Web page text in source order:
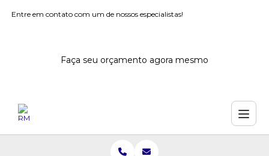
Entre em contato com um de nossos especialistas!
Faça seu orçamento agora mesmo